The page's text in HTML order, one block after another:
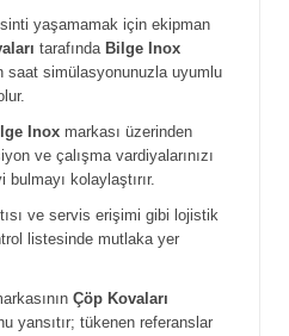
yaşamamak için ekipman
tarafında Bilge Inox
saat simülasyonunuzla uyumlu
Inoxmarkası üzerinden
ve çalışma vardiyalarınızı
kolaylaştırır.
ve servis erişimi gibi lojistik
listesinde mutlaka yer
Çöp Kovaları
yansıtır; tükenen referanslar